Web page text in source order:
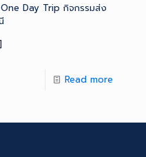
Day Trip กิจกรรมส่ง
Read more